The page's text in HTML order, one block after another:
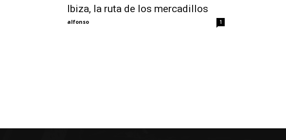
Ibiza, la ruta de los mercadillos
alfonso 1